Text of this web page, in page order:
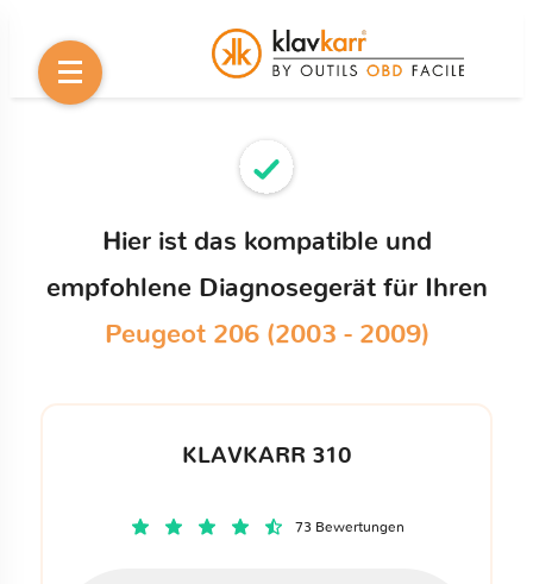
Hier ist das kompatible und
empfohlene Diagnosegerät für Ihren
Peugeot 206 (2003 - 2009)
KLAVKARR 310
73 Bewertungen